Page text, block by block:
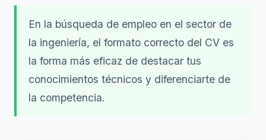
En la búsqueda de empleo en el sector de
la ingeniería, el formato correcto del CV es
la forma más eficaz de destacar tus
conocimientos técnicos y diferenciarte de
la competencia.